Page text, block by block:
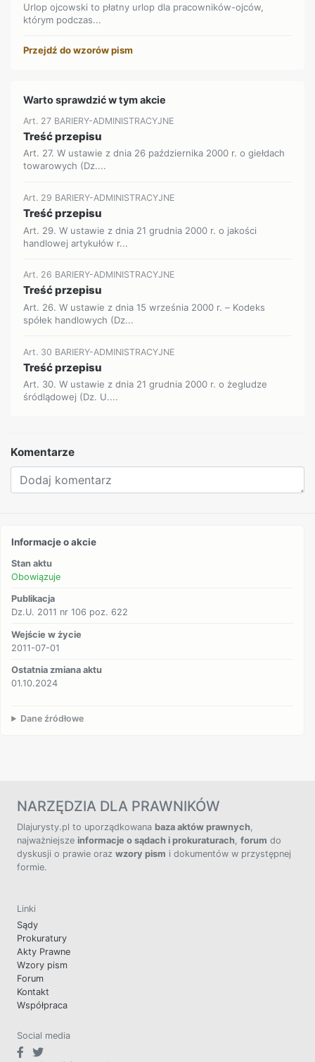
Urlop ojcowski to płatny urlop dla pracowników-ojców,
którym podczas...
Przejdź do wzorów pism
Warto sprawdzić w tym akcie
Art. 27 BARIERY-ADMINISTRACYJNE
Treść przepisu
Art. 27. W ustawie z dnia 26 października 2000 r. o giełdach
towarowych (Dz....
Art. 29 BARIERY-ADMINISTRACYJNE
Treść przepisu
Art. 29. W ustawie z dnia 21 grudnia 2000 r. o jakości
handlowej artykułów r...
Art. 26 BARIERY-ADMINISTRACYJNE
Treść przepisu
Art. 26. W ustawie z dnia 15 września 2000 r. – Kodeks
spółek handlowych (Dz...
Art. 30 BARIERY-ADMINISTRACYJNE
Treść przepisu
Art. 30. W ustawie z dnia 21 grudnia 2000 r. o żegludze
śródlądowej (Dz. U....
Komentarze
Informacje o akcie
Stan aktu
Obowiązuje
Publikacja
Dz.U. 2011 nr 106 poz. 622
Wejście w życie
2011-07-01
Ostatnia zmiana aktu
01.10.2024
Dane źródłowe
NARZĘDZIA DLA PRAWNIKÓW
Dlajurysty.pl to uporządkowana baza aktów prawnych,
najważniejsze informacje o sądach i prokuraturach, forum do
dyskusji o prawie oraz wzory pism i dokumentów w przystępnej
formie.
Linki
Sądy
Prokuratury
Akty Prawne
Wzory pism
Forum
Kontakt
Współpraca
Social media